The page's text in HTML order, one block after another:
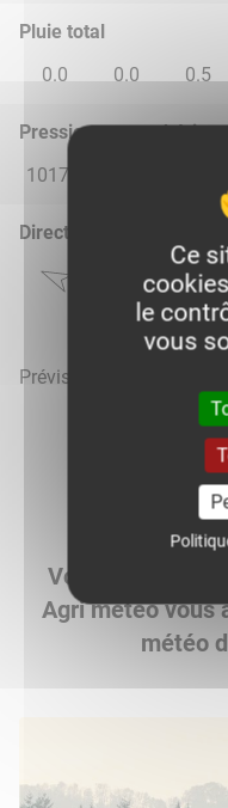
Pluie total
0.0
0.0 0.5
Pression
1017.0
Direction du vent
Prévisions météo mises
Voir la
Vous êtes
Agri météo vous
météo
Ce
le
vous